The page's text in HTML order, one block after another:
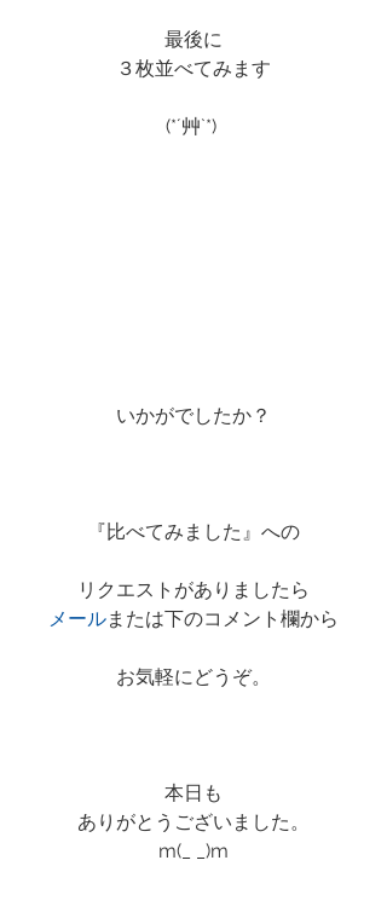
最後に
３枚並べてみます
(*´艸`*)
いかがでしたか？
『比べてみました』への
リクエストがありましたら
メールまたは下のコメント欄から
お気軽にどうぞ。
本日も
ありがとうございました。
m(_ _)m